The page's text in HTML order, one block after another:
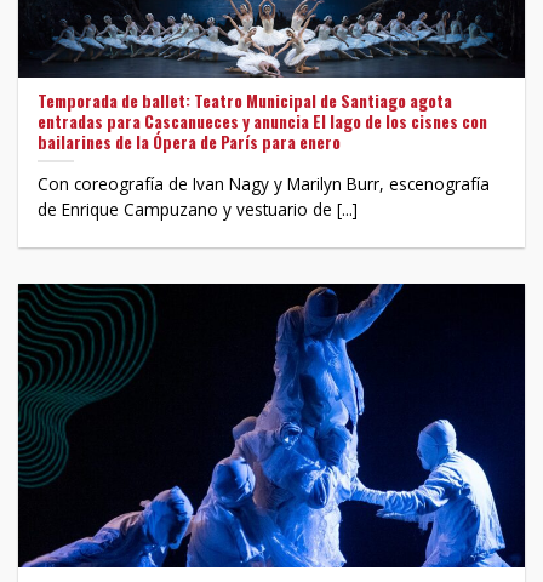
Temporada de ballet: Teatro Municipal de Santiago agota
entradas para Cascanueces y anuncia El lago de los cisnes con
bailarines de la Ópera de París para enero
Con coreografía de Ivan Nagy y Marilyn Burr, escenografía
de Enrique Campuzano y vestuario de [...]